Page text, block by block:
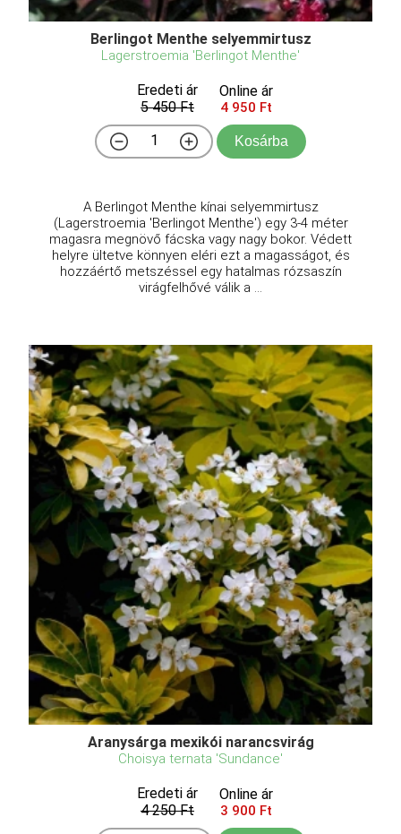
Berlingot Menthe selyemmirtusz
Lagerstroemia 'Berlingot Menthe'
Eredeti ár
5 450 Ft
Online ár
4 950 Ft
Kosárba
A Berlingot Menthe kínai selyemmirtusz
(Lagerstroemia 'Berlingot Menthe') egy 3-4 méter
magasra megnövő fácska vagy nagy bokor. Védett
helyre ültetve könnyen eléri ezt a magasságot, és
hozzáértő metszéssel egy hatalmas rózsaszín
virágfelhővé válik a ...
Aranysárga mexikói narancsvirág
Choisya ternata 'Sundance'
Eredeti ár
4 250 Ft
Online ár
3 900 Ft